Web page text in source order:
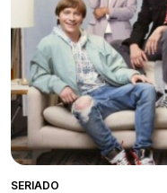
SERIADO